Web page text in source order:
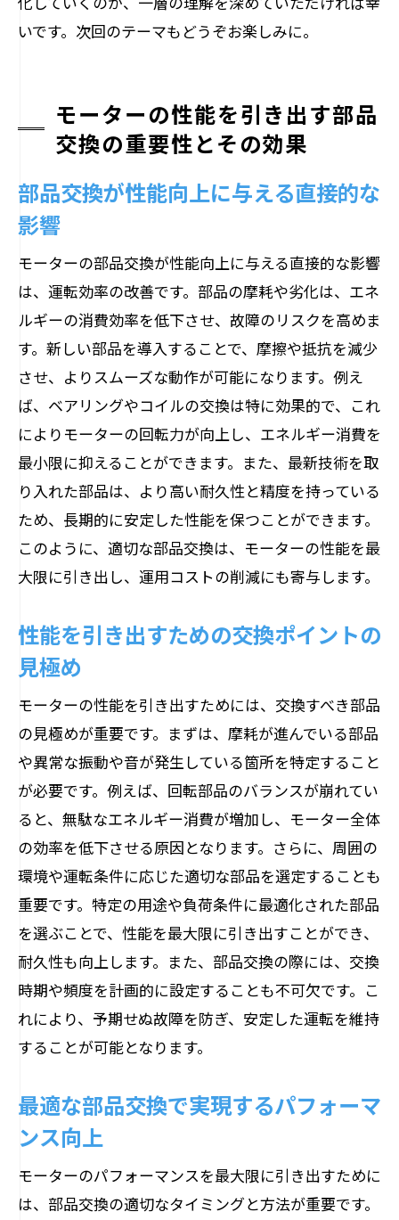
いです。次回のテーマもどうぞお楽しみに。
モーターの性能を引き出す部品
交換の重要性とその効果
部品交換が性能向上に与える直接的な
影響
モーターの部品交換が性能向上に与える直接的な影響
は、運転効率の改善です。部品の摩耗や劣化は、エネ
ルギーの消費効率を低下させ、故障のリスクを高めま
す。新しい部品を導入することで、摩擦や抵抗を減少
させ、よりスムーズな動作が可能になります。例え
ば、ベアリングやコイルの交換は特に効果的で、これ
によりモーターの回転力が向上し、エネルギー消費を
最小限に抑えることができます。また、最新技術を取
り入れた部品は、より高い耐久性と精度を持っている
ため、長期的に安定した性能を保つことができます。
このように、適切な部品交換は、モーターの性能を最
大限に引き出し、運用コストの削減にも寄与します。
性能を引き出すための交換ポイントの
見極め
モーターの性能を引き出すためには、交換すべき部品
の見極めが重要です。まずは、摩耗が進んでいる部品
や異常な振動や音が発生している箇所を特定すること
が必要です。例えば、回転部品のバランスが崩れてい
ると、無駄なエネルギー消費が増加し、モーター全体
の効率を低下させる原因となります。さらに、周囲の
環境や運転条件に応じた適切な部品を選定することも
重要です。特定の用途や負荷条件に最適化された部品
を選ぶことで、性能を最大限に引き出すことができ、
耐久性も向上します。また、部品交換の際には、交換
時期や頻度を計画的に設定することも不可欠です。こ
れにより、予期せぬ故障を防ぎ、安定した運転を維持
することが可能となります。
最適な部品交換で実現するパフォーマ
ンス向上
モーターのパフォーマンスを最大限に引き出すために
は、部品交換の適切なタイミングと方法が重要です。